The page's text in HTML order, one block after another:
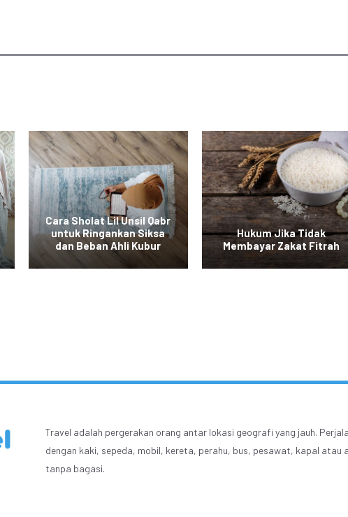
Cara Sholat Lil Unsil Qabr
untuk Ringankan Siksa
dan Beban Ahli Kubur
Hukum Jika Tidak
Membayar Zakat Fitrah
Travel adalah pergerakan orang antar lokasi geografi yang jauh.
dengan kaki, sepeda, mobil, kereta, perahu, bus, pesawat, kapal atau
tanpa bagasi.